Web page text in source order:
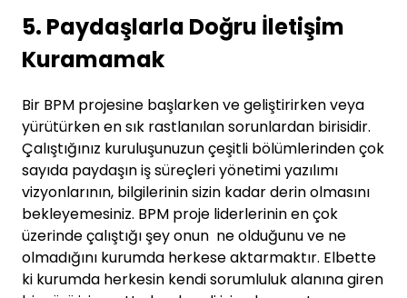
5. Paydaşlarla Doğru İletişim
Kuramamak
Bir BPM projesine başlarken ve geliştirirken veya
yürütürken en sık rastlanılan sorunlardan birisidir.
Çalıştığınız kuruluşunuzun çeşitli bölümlerinden çok
sayıda paydaşın iş süreçleri yönetimi yazılımı
vizyonlarının, bilgilerinin sizin kadar derin olmasını
bekleyemesiniz. BPM proje liderlerinin en çok
üzerinde çalıştığı şey onun ne olduğunu ve ne
olmadığını kurumda herkese aktarmaktır. Elbette
ki kurumda herkesin kendi sorumluluk alanına giren